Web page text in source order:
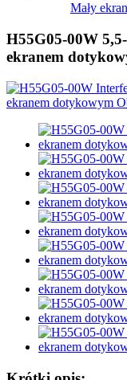
Mały
H55G05-00W
ekranem